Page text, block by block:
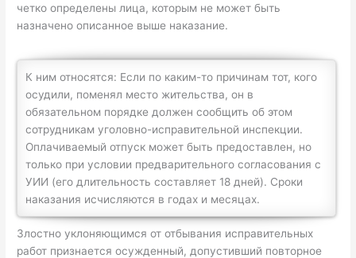
четко определены лица, которым не может быть
назначено описанное выше наказание.
К ним относятся: Если по каким-то причинам тот, кого
осудили, поменял место жительства, он в
обязательном порядке должен сообщить об этом
сотрудникам уголовно-исправительной инспекции.
Оплачиваемый отпуск может быть предоставлен, но
только при условии предварительного согласования с
УИИ (его длительность составляет 18 дней). Сроки
наказания исчисляются в годах и месяцах.
Злостно уклоняющимся от отбывания исправительных
работ признается осужденный, допустивший повторное